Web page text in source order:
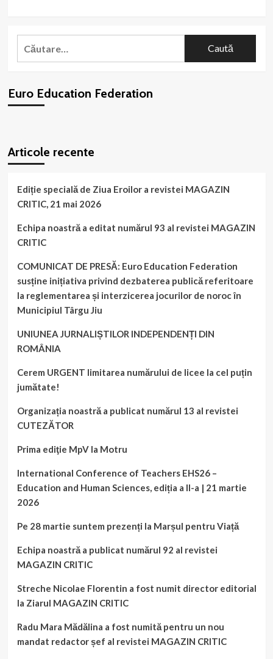
Caută
Euro Education Federation
Articole recente
Ediție specială de Ziua Eroilor a revistei MAGAZIN
CRITIC, 21 mai 2026
Echipa noastră a editat numărul 93 al revistei MAGAZIN
CRITIC
COMUNICAT DE PRESĂ: Euro Education Federation
susține inițiativa privind dezbaterea publică referitoare
la reglementarea și interzicerea jocurilor de noroc în
Municipiul Târgu Jiu
UNIUNEA JURNALIȘTILOR INDEPENDENȚI DIN
ROMÂNIA
Cerem URGENT limitarea numărului de licee la cel puțin
jumătate!
Organizația noastră a publicat numărul 13 al revistei
CUTEZĂTOR
Prima ediţie MpV la Motru
International Conference of Teachers EHS26 –
Education and Human Sciences, ediția a II-a | 21 martie
2026
Pe 28 martie suntem prezenți la Marșul pentru Viață
Echipa noastră a publicat numărul 92 al revistei
MAGAZIN CRITIC
Streche Nicolae Florentin a fost numit director editorial
la Ziarul MAGAZIN CRITIC
Radu Mara Mădălina a fost numită pentru un nou
mandat redactor șef al revistei MAGAZIN CRITIC